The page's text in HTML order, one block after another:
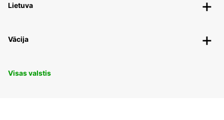
Lietuva
Vācija
Visas valstis